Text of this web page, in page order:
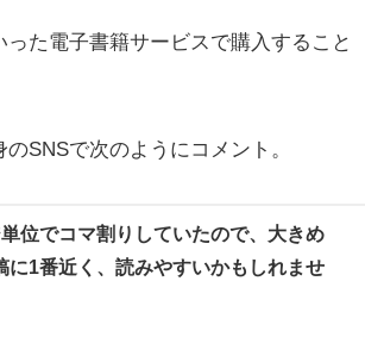
った電子書籍サービスで購入すること
SNSで次のようにコメント。
位でコマ割りしていたので、大きめ
1番近く、読みやすいかもしれませ